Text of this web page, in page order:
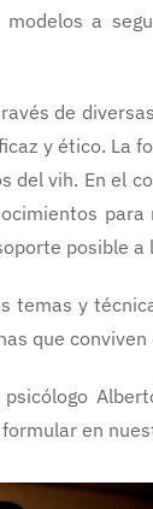
a
de
y ético.
vih. En el
posible a
temas y
que conviven
en